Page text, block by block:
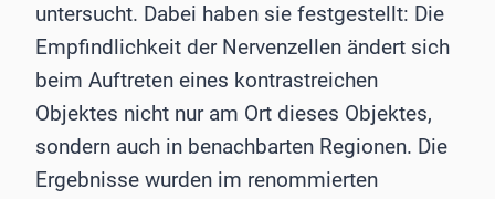
untersucht. Dabei haben sie festgestellt: Die
Empfindlichkeit der Nervenzellen ändert sich
beim Auftreten eines kontrastreichen
Objektes nicht nur am Ort dieses Objektes,
sondern auch in benachbarten Regionen. Die
Ergebnisse wurden im renommierten